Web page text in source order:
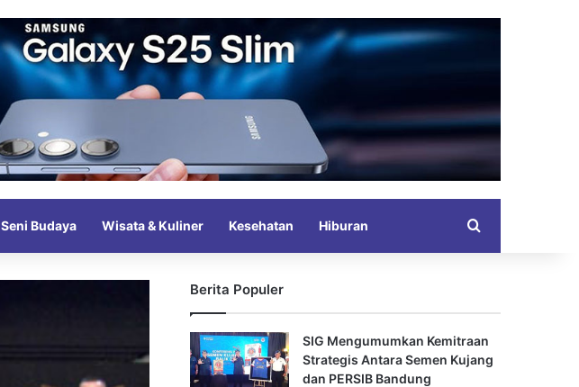
Seni Budaya Wisata & Kuliner Kesehatan Hiburan
Berita Populer
SIG Mengumumkan Kemitraan
Strategis Antara Semen Kujang
dan PERSIB Bandung